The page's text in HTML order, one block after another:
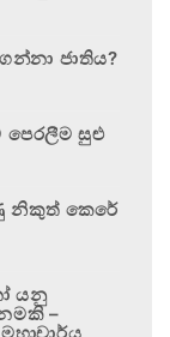
ජාතිය?
සුළු
නිකුත් කෙරේ
යනු
–